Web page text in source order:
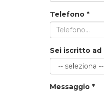
Telefono *
Sei iscritto ad
Messaggio *